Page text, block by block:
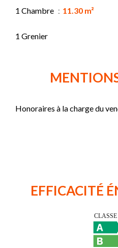
1 Chambre 11.30 m²
1 Grenier
Honoraires à la charge du
EFFICACITÉ